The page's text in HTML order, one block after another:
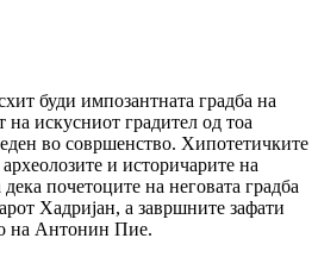
буди импозантната градба на
на искусниот градител од тоа
во совршенство. Хипотетичките
и историчарите на
почетоците на неговата градба
Хадријан, а завршните зафати
на Антонин Пие.